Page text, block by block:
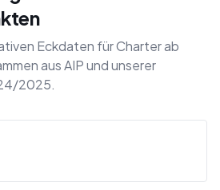
Eckdaten für Charter ab
aus AIP und unserer
2025.